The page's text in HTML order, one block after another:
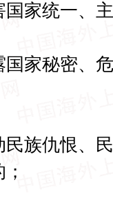
统一、主
秘密、危
仇恨、民